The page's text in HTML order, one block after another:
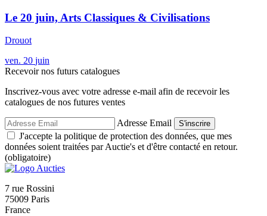
Le 20 juin, Arts Classiques & Civilisations
Drouot
ven. 20 juin
Recevoir nos futurs catalogues
Inscrivez-vous avec votre adresse e-mail afin de recevoir les
catalogues de nos futures ventes
Adresse Email S'inscrire
J'accepte la politique de protection des données, que mes
données soient traitées par Auctie's et d'être contacté en retour.
(obligatoire)
7 rue Rossini
75009 Paris
France